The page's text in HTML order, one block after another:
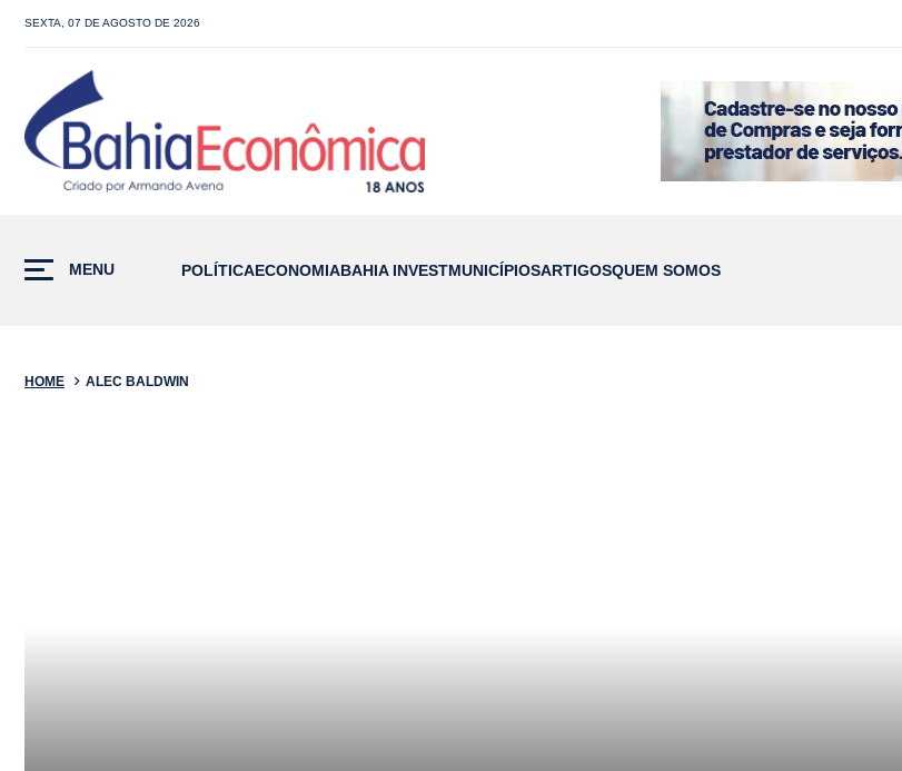
SEXTA, 07 DE AGOSTO DE 2026
MENU POLÍTICAECONOMIABAHIA INVESTMUNICÍPIOSARTIGOSQUEM SOMOS
HOME ALEC BALDWIN